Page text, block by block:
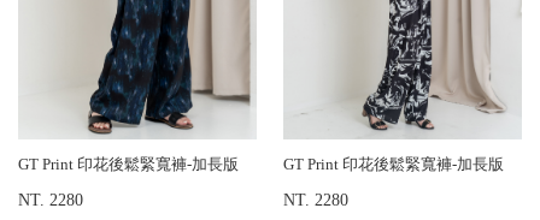
GT Print 印花後鬆緊寬褲-加長版
NT. 2280
GT Print 印花後鬆緊寬褲-加長版
NT. 2280